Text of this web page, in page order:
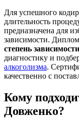
Для успешного
длительность
предназначена для
зависимости.
степень зависимости
диагностику и
алкоголизма.
качественно с
Кому
Довженко?